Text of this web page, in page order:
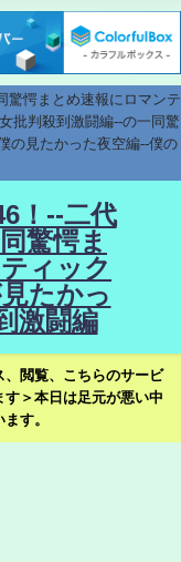
驚愕まとめ速報にロマンテ
批判殺到激闘編--の一同驚
の見たかった夜空編--僕の
！--二代
驚愕ま
ィック
たかっ
激闘編
、閲覧、こちらのサービ
＞本日は足元が悪い中
す。